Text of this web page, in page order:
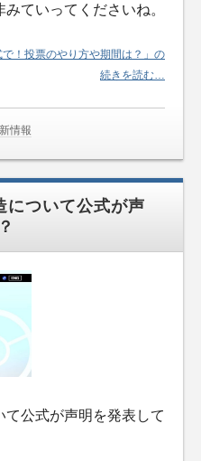
ていってくださいね。
で！投票のやり方や期間は？」の
続きを読む…
情報
について公式が声
公式が声明を発表して